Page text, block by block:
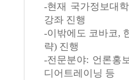
-현재 국가정보대
강좌 진행
-이밖에도 코바코,
략) 진행
-전문분야: 언론홍
디어트레이닝 등